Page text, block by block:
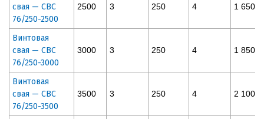
свая — СВС
76/250-2500
2500 3 250 4 1 650
Винтовая
свая — СВС
76/250-3000
3000 3 250 4 1 850
Винтовая
свая — СВС
76/250-3500
3500 3 250 4 2 100